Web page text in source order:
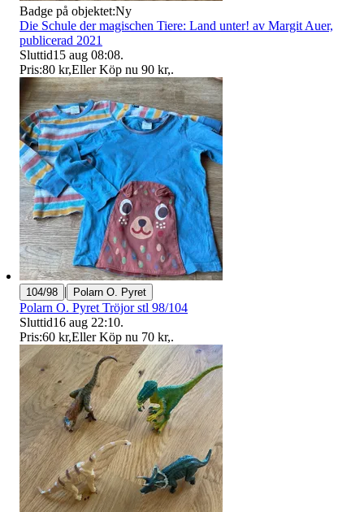
Badge på objektet:Ny
Die Schule der magischen Tiere: Land unter! av Margit Auer,
publicerad 2021
Sluttid15 aug 08:08.
Pris:80 kr,Eller Köp nu 90 kr,.
104/98 | Polarn O. Pyret
Polarn O. Pyret Tröjor stl 98/104
Sluttid16 aug 22:10.
Pris:60 kr,Eller Köp nu 70 kr,.